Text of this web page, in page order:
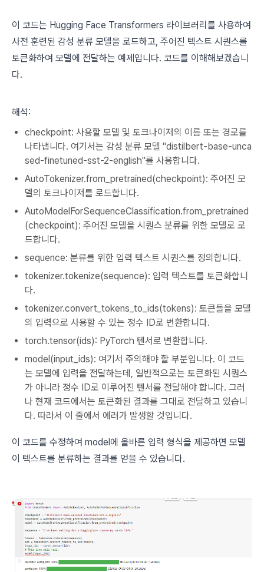
이 코드는 Hugging Face Transformers 라이브러리를 사용하여
사전 훈련된 감성 분류 모델을 로드하고, 주어진 텍스트 시퀀스를
토큰화하여 모델에 전달하는 예제입니다. 코드를 이해해보겠습니
다.
해석:
checkpoint: 사용할 모델 및 토크나이저의 이름 또는 경로를
나타냅니다. 여기서는 감성 분류 모델 "distilbert-base-unca
sed-finetuned-sst-2-english"를 사용합니다.
AutoTokenizer.from_pretrained(checkpoint): 주어진 모
델의 토크나이저를 로드합니다.
AutoModelForSequenceClassification.from_pretrained
(checkpoint): 주어진 모델을 시퀀스 분류를 위한 모델로 로
드합니다.
sequence: 분류를 위한 입력 텍스트 시퀀스를 정의합니다.
tokenizer.tokenize(sequence): 입력 텍스트를 토큰화합니
다.
tokenizer.convert_tokens_to_ids(tokens): 토큰들을 모델
의 입력으로 사용할 수 있는 정수 ID로 변환합니다.
torch.tensor(ids): PyTorch 텐서로 변환합니다.
model(input_ids): 여기서 주의해야 할 부분입니다. 이 코드
는 모델에 입력을 전달하는데, 일반적으로는 토큰화된 시퀀스
가 아니라 정수 ID로 이루어진 텐서를 전달해야 합니다. 그러
나 현재 코드에서는 토큰화된 결과를 그대로 전달하고 있습니
다. 따라서 이 줄에서 에러가 발생할 것입니다.
이 코드를 수정하여 model에 올바른 입력 형식을 제공하면 모델
이 텍스트를 분류하는 결과를 얻을 수 있습니다.